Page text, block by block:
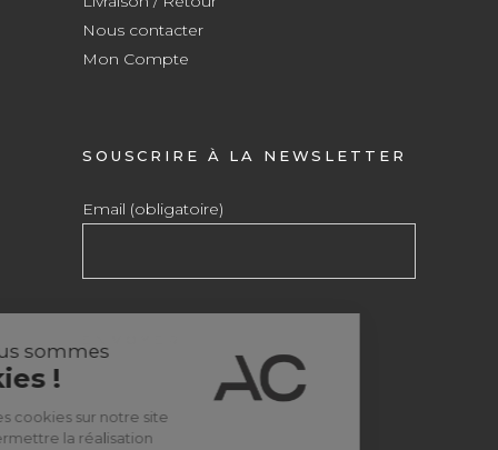
Nous contacter
Mon Compte
SOUSCRIRE À LA NEWSLETTER
Email (obligatoire)